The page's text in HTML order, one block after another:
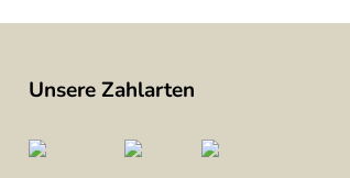
Unsere Zahlarten